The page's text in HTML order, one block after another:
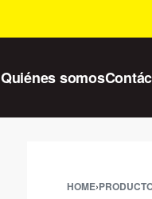
Quiénes somos
HOME›